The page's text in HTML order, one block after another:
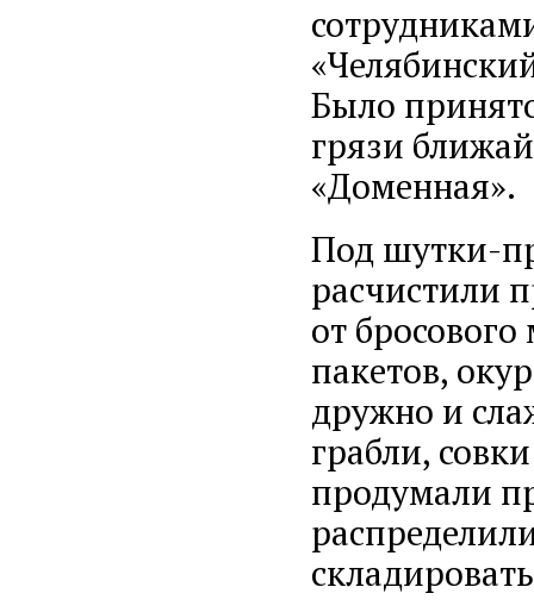
Было
грязи
«Доменная».
Под шутки-
расчистили
от
пакетов,
дружно и
грабли,
продумали